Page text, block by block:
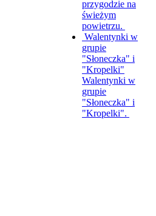
przygodzie na
świeżym
powietrzu.
Walentynki w
grupie
"Słoneczka" i
"Kropelki"
Walentynki w
grupie
"Słoneczka" i
"Kropelki".